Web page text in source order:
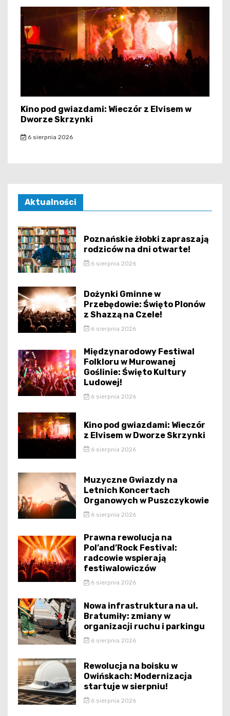
Kino pod gwiazdami: Wieczór z Elvisem w
Dworze Skrzynki
6 sierpnia 2026
Aktualności
Poznańskie żłobki zapraszają
rodziców na dni otwarte!
6 sierpnia 2026
Dożynki Gminne w
Przebędowie: Święto Plonów
z Shazzą na Czele!
6 sierpnia 2026
Międzynarodowy Festiwal
Folkloru w Murowanej
Goślinie: Święto Kultury
Ludowej!
6 sierpnia 2026
Kino pod gwiazdami: Wieczór
z Elvisem w Dworze Skrzynki
6 sierpnia 2026
Muzyczne Gwiazdy na
Letnich Koncertach
Organowych w Puszczykowie
6 sierpnia 2026
Prawna rewolucja na
Pol’and’Rock Festival:
radcowie wspierają
festiwalowiczów
6 sierpnia 2026
Nowa infrastruktura na ul.
Bratumiły: zmiany w
organizacji ruchu i parkingu
6 sierpnia 2026
Rewolucja na boisku w
Owińskach: Modernizacja
startuje w sierpniu!
6 sierpnia 2026